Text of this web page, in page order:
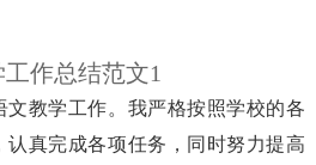
作总结范文1
教学工作。我严格按照学校的各
真完成各项任务，同时努力提高